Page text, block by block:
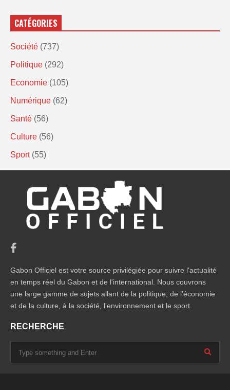
CATÉGORIES
Société (737)
Politique (292)
Economie (105)
Numérique (62)
Santé (56)
Culture (56)
Sport (55)
Gabon Officiel est votre source privilégiée pour suivre l'actualité
en temps réel du Gabon et de l'international. Nous couvrons
une large gamme de sujets allant de la politique, de l'économie
et de la culture, à la société, l'environnement et le sport.
RECHERCHE